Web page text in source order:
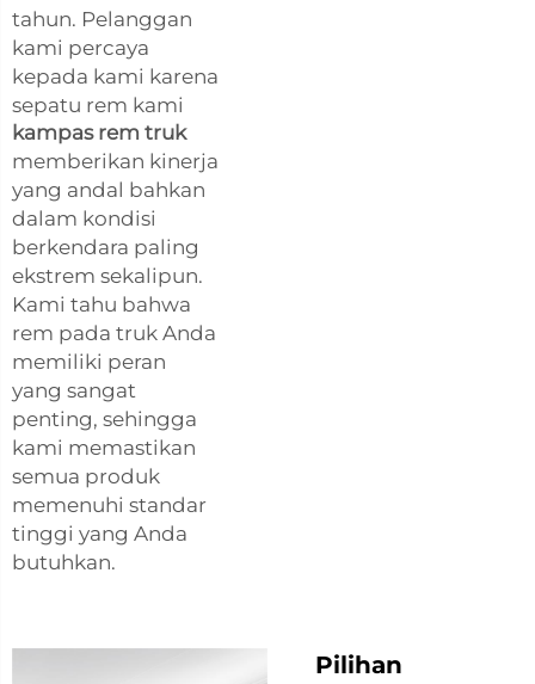
tahun. Pelanggan
kami percaya
kepada kami karena
sepatu rem kami
kampas rem truk
memberikan kinerja
yang andal bahkan
dalam kondisi
berkendara paling
ekstrem sekalipun.
Kami tahu bahwa
rem pada truk Anda
memiliki peran
yang sangat
penting, sehingga
kami memastikan
semua produk
memenuhi standar
tinggi yang Anda
butuhkan.
Pilihan